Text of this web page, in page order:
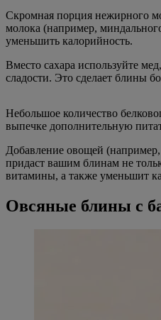
Скромная порция нежирного
молока (например,
уменьшить калорийность.
Вместо сахара используйте
сладости. Это сделает блины
Небольшое количество
выпечке дополнительную
Добавление овощей
придаст вашим блинам не
витамины, а также уменьшит
Овсяные блины с